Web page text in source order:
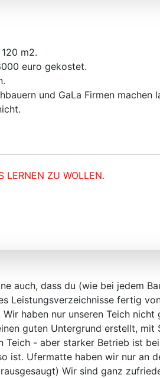
m2.
euro gekostet.
und GaLa Firmen
LERNEN ZU WOLLEN.
auch, dass du (wie bei jedem
Leistungsverzeichnisse fertig
haben nur unseren Teich
guten Untergrund erstellt,
- aber starker Betrieb ist
ist. Ufermatte haben wir nur an
Wir sind ganz